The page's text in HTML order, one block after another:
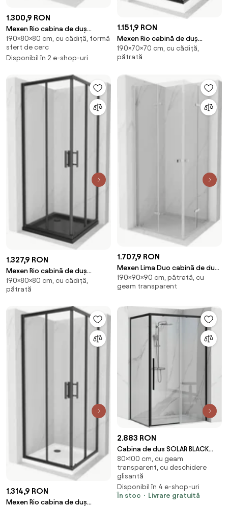
1.300,9 RON
Mexen Rio cabina de duș
semirotundă 80 x 80 cm,
transparentă, crom + cadă de
duș, alb - 863-080-080-01-00-
190×80×80 cm, cu cădiță, formă
sfert de cerc
Disponibil în 2 e-shop-uri
1.151,9 RON
Mexen Rio cabină de duș
pătrată 70 x 70 cm,
transparentă, neagră + cadă
70-00-4510
190×70×70 cm, cu cădiță,
pătrată
1.327,9 RON
Mexen Rio cabină de duș
pătrată 80 x 80 cm,
transparentă, neagră + cădiță
70-00-4070B
190×80×80 cm, cu cădiță,
pătrată
1.707,9 RON
Mexen Lima Duo cabină de duș
pliabilă 90 x 90 cm,
transparentă, crom - 856-090-
190×90×90 cm, pătrată, cu
geam transparent
1.314,9 RON
Mexen Rio cabina de duș
2.883 RON
Cabina de dus SOLAR BLACK
MAT 80x100 cm
80×100 cm, cu geam
transparent, cu deschidere
glisantă
Disponibil în 4 e-shop-uri
În stoc
Livrare gratuită